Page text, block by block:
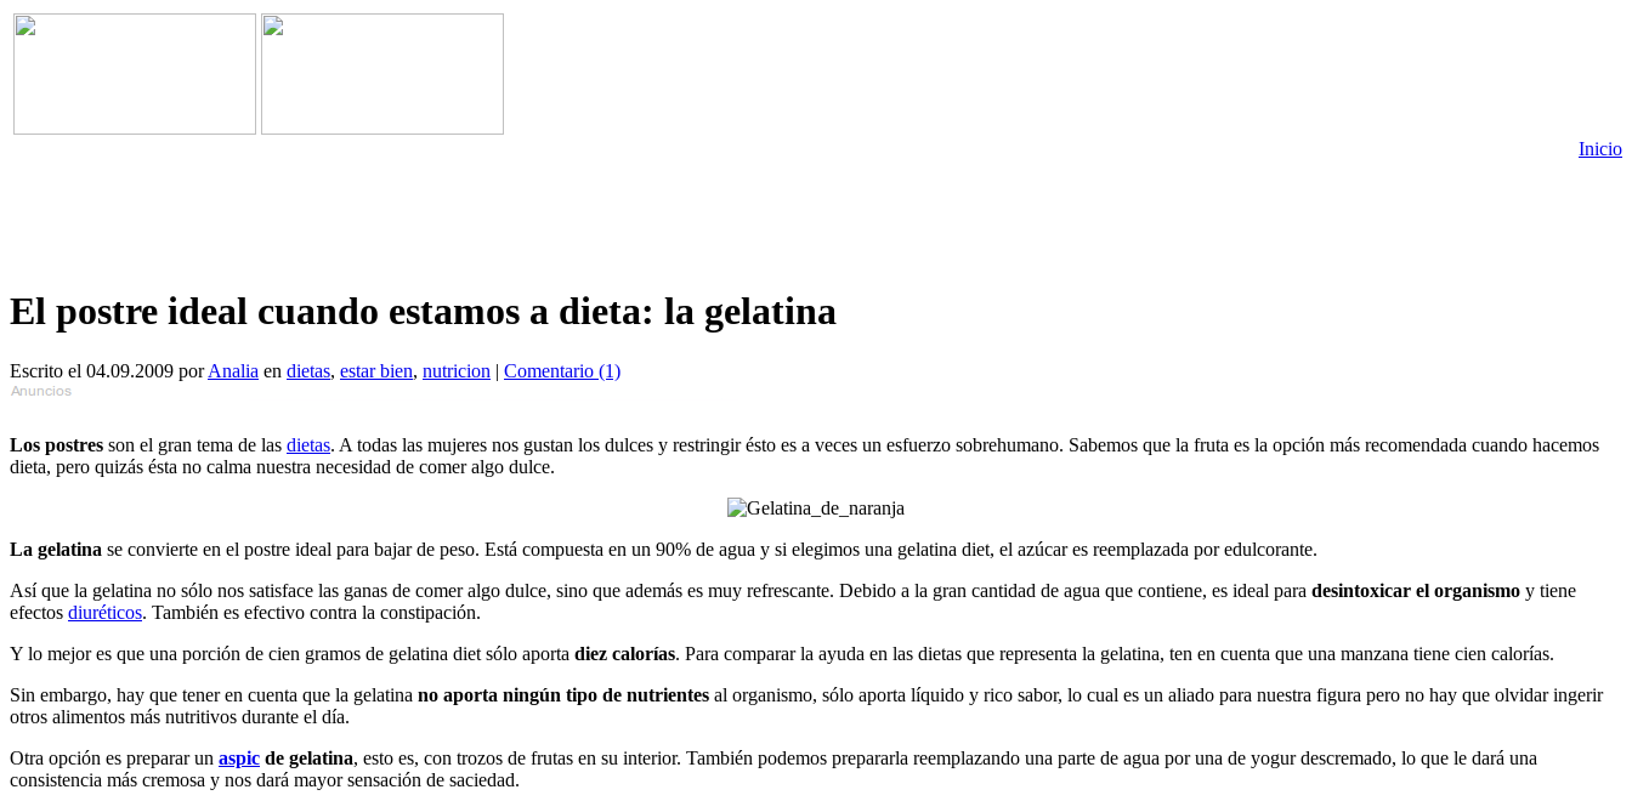
Inicio
El postre ideal cuando estamos a dieta: la gelatina
Escrito el 04.09.2009 porAnalia en dietas, estar bien, nutricion | Comentario (1)
Los postres son el gran tema de las dietas. A todas las mujeres nos gustan los dulces y restringir ésto es a veces un esfuerzo sobrehumano. Sabemos que la fruta es la opción más recomendada cuando hacemos
dieta, pero quizás ésta no calma nuestra necesidad de comer algo dulce.
La gelatina se convierte en el postre ideal para bajar de peso. Está compuesta en un 90% de agua y si elegimos una gelatina diet, el azúcar es reemplazada por edulcorante.
Así que la gelatina no sólo nos satisface las ganas de comer algo dulce, sino que además es muy refrescante. Debido a la gran cantidad de agua que contiene, es ideal para desintoxicar el organismo y tiene
efectos diuréticos. También es efectivo contra la constipación.
Y lo mejor es que una porción de cien gramos de gelatina diet sólo aporta diez calorías. Para comparar la ayuda en las dietas que representa la gelatina, ten en cuenta que una manzana tiene cien calorías.
Sin embargo, hay que tener en cuenta que la gelatina no aporta ningún tipo de nutrientes al organismo, sólo aporta líquido y rico sabor, lo cual es un aliado para nuestra figura pero no hay que olvidar ingerir
otros alimentos más nutritivos durante el día.
Otra opción es preparar un aspic de gelatina, esto es, con trozos de frutas en su interior. También podemos prepararla reemplazando una parte de agua por una de yogur descremado, lo que le dará una
consistencia más cremosa y nos dará mayor sensación de saciedad.